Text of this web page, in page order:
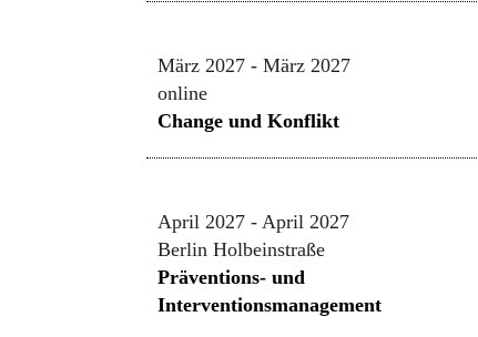
März 2027 - März 2027
online
Change und Konflikt
April 2027 - April 2027
Berlin Holbeinstraße
Präventions- und
Interventionsmanagement